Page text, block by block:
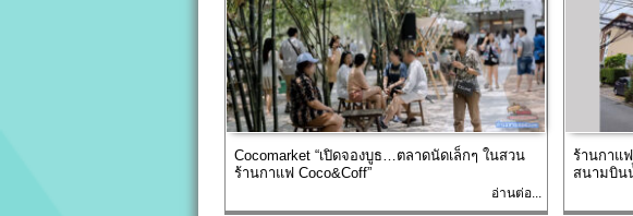
Cocomarket “เปิดจองบูธ…ตลาดนัดเล็กๆ ในสวน
ร้านกาแฟ Coco&Coff”
อ่านต่อ...
ร้านกาแ
สนามบิน